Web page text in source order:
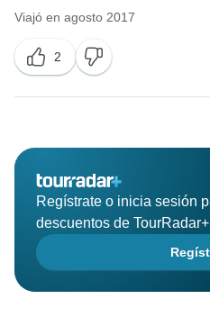
Viajó en agosto 2017
2
Regístrate o inicia sesión
descuentos de TourRadar+